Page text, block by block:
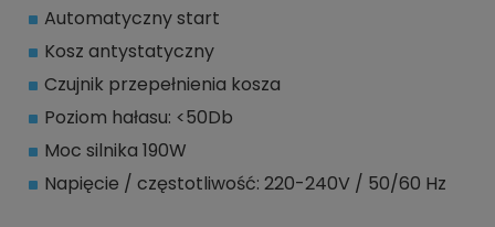
Automatyczny start
Kosz antystatyczny
Czujnik przepełnienia kosza
Poziom hałasu: <50Db
Moc silnika 190W
Napięcie / częstotliwość: 220-240V / 50/60 Hz